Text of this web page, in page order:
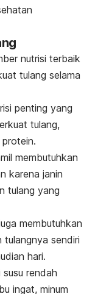
nutrisi terbaik
tulang selama
penting yang
tulang,
membutuhkan
karena janin
tulang yang
membutuhkan
tulangnya sendiri
hari.
rendah
ingat, minum